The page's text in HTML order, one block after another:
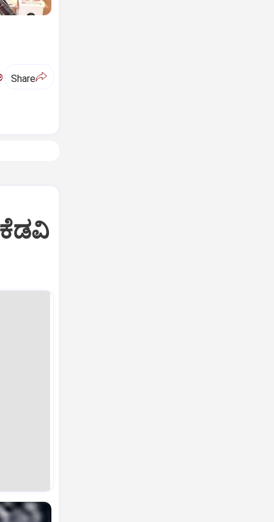
Share
ಕೆಡವಿ